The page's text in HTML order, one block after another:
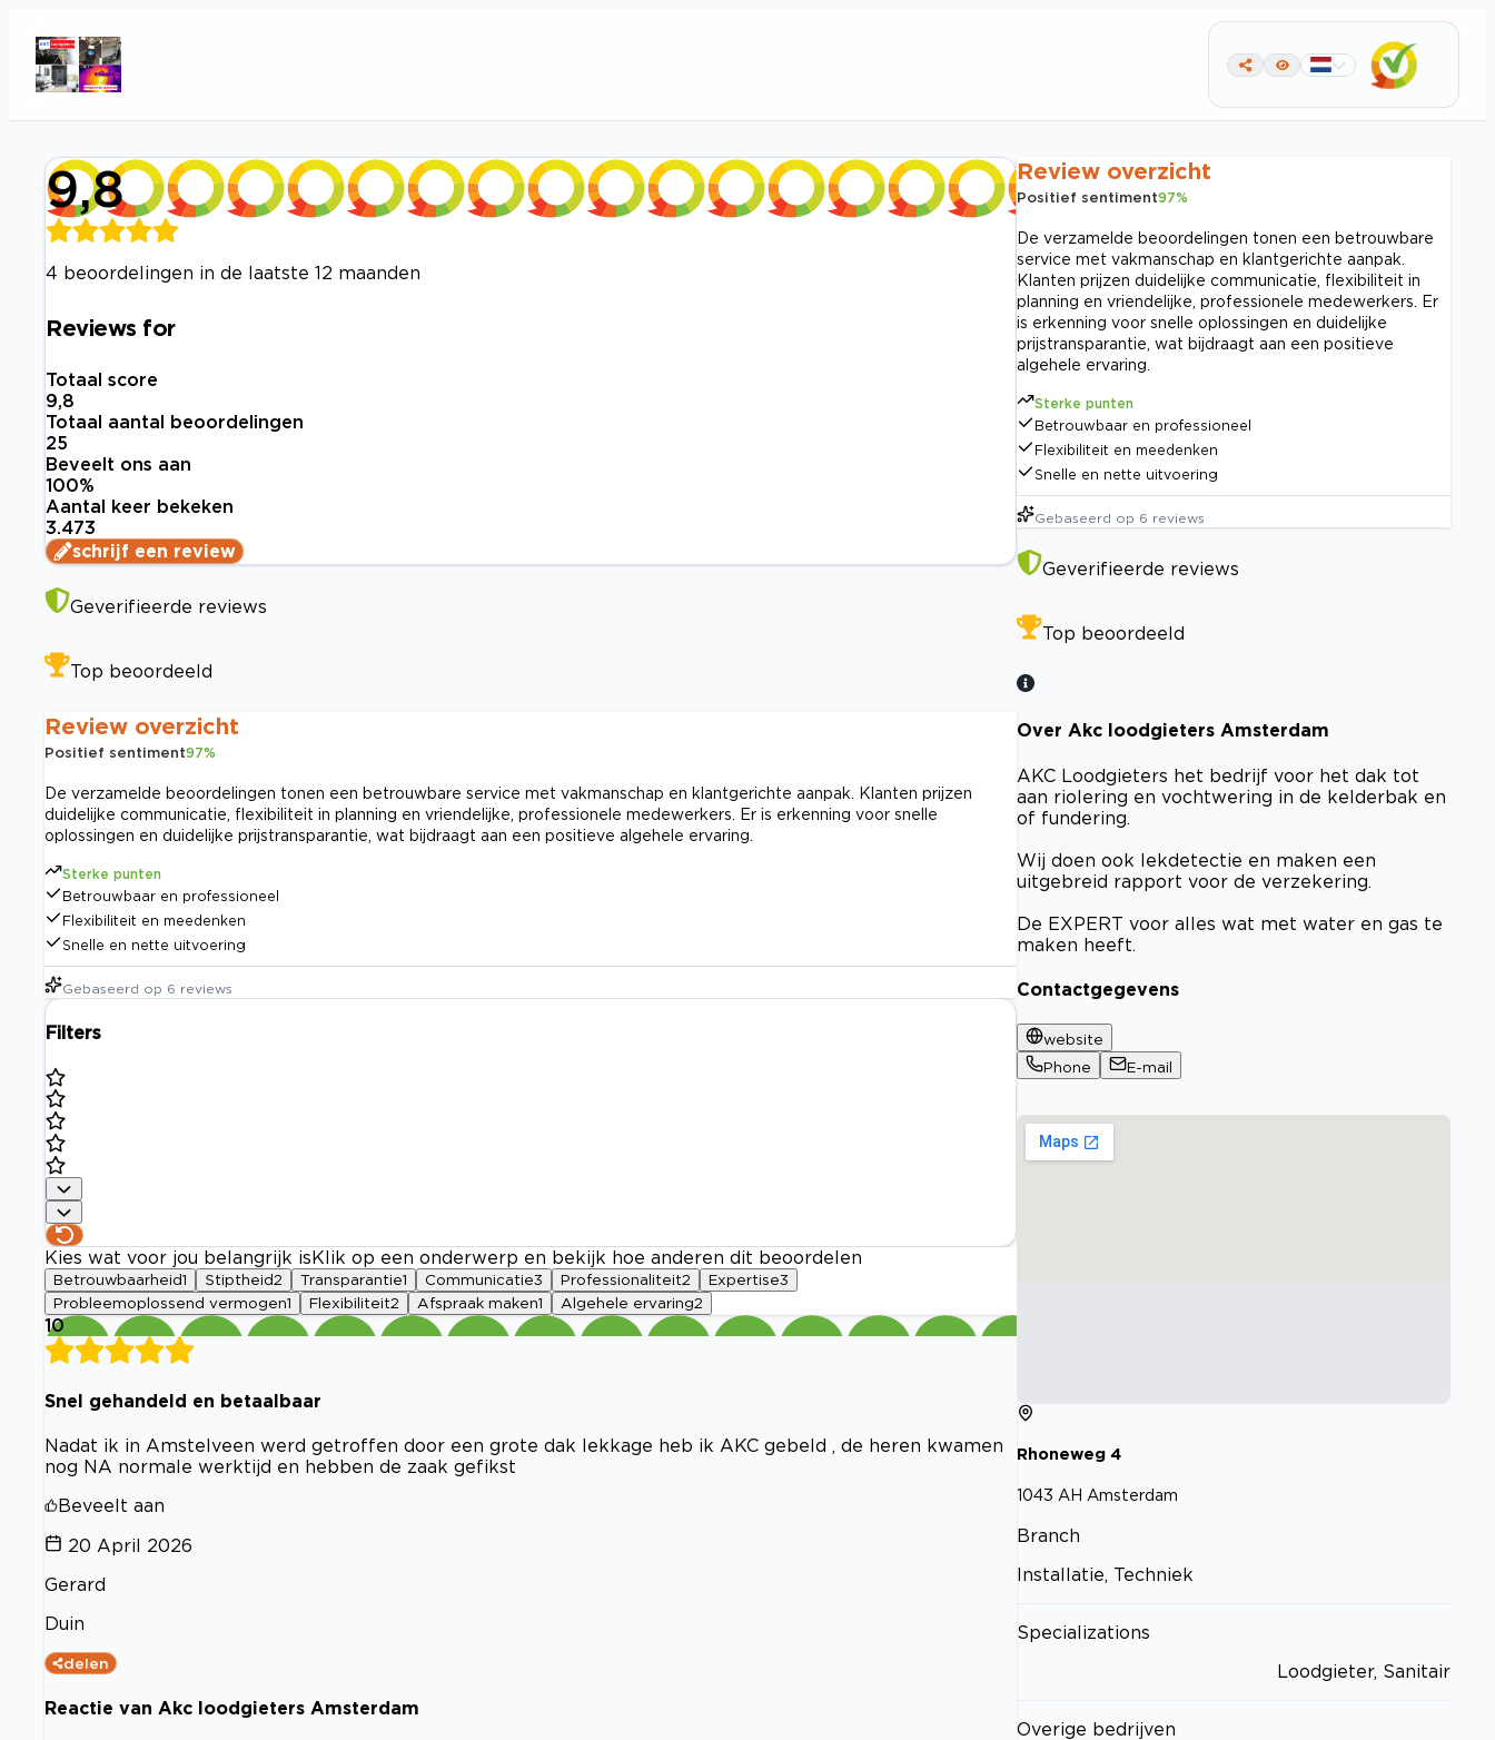
9,8
4 beoordelingen in de laatste 12 maanden
Reviews for
Totaal score
9,8
Totaal aantal beoordelingen
25
Beveelt ons aan
100%
Aantal keer bekeken
3.473
schrijf een review
Geverifieerde reviews
Top beoordeeld
Review overzicht
Positief sentiment97%
De verzamelde beoordelingen tonen een betrouwbare service met vakmanschap en klantgerichte aanpak. Klanten prijzen
duidelijke communicatie, flexibiliteit in planning en vriendelijke, professionele medewerkers. Er is erkenning voor snelle
oplossingen en duidelijke prijstransparantie, wat bijdraagt aan een positieve algehele ervaring.
Sterke punten
Betrouwbaar en professioneel
Flexibiliteit en meedenken
Snelle en nette uitvoering
Gebaseerd op 6 reviews
Filters
Kies wat voor jou belangrijk is Klik op een onderwerp en bekijk hoe anderen dit beoordelen
Betrouwbaarheid1 Stiptheid2 Transparantie1 Communicatie3 Professionaliteit2 Expertise3
Probleemoplossend vermogen1 Flexibiliteit2 Afspraak maken1 Algehele ervaring2
10
Snel gehandeld en betaalbaar
Nadat ik in Amstelveen werd getroffen door een grote dak lekkage heb ik AKC gebeld , de heren kwamen
nog NA normale werktijd en hebben de zaak gefikst
Beveelt aan
20 April 2026
Gerard
Duin
delen
Reactie van Akc loodgieters Amsterdam
Review overzicht
Positief sentiment97%
De verzamelde beoordelingen tonen een betrouwbare
service met vakmanschap en klantgerichte aanpak.
Klanten prijzen duidelijke communicatie, flexibiliteit in
planning en vriendelijke, professionele medewerkers. Er
is erkenning voor snelle oplossingen en duidelijke
prijstransparantie, wat bijdraagt aan een positieve
algehele ervaring.
Sterke punten
Betrouwbaar en professioneel
Flexibiliteit en meedenken
Snelle en nette uitvoering
Gebaseerd op 6 reviews
Geverifieerde reviews
Top beoordeeld
Over Akc loodgieters Amsterdam
AKC Loodgieters het bedrijf voor het dak tot
aan riolering en vochtwering in de kelderbak en
of fundering.
Wij doen ook lekdetectie en maken een
uitgebreid rapport voor de verzekering.
De EXPERT voor alles wat met water en gas te
maken heeft.
Contactgegevens
website
Phone
E-mail
Rhoneweg 4
1043 AH Amsterdam
Branch
Installatie, Techniek
Specializations
Loodgieter, Sanitair
Overige bedrijven